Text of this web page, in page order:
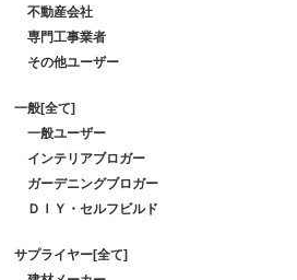
不動産会社
専門工事業者
その他ユーザー
一般[全て]
一般ユーザー
インテリアブロガー
ガーデニングブロガー
ＤＩＹ・セルフビルド
サプライヤー[全て]